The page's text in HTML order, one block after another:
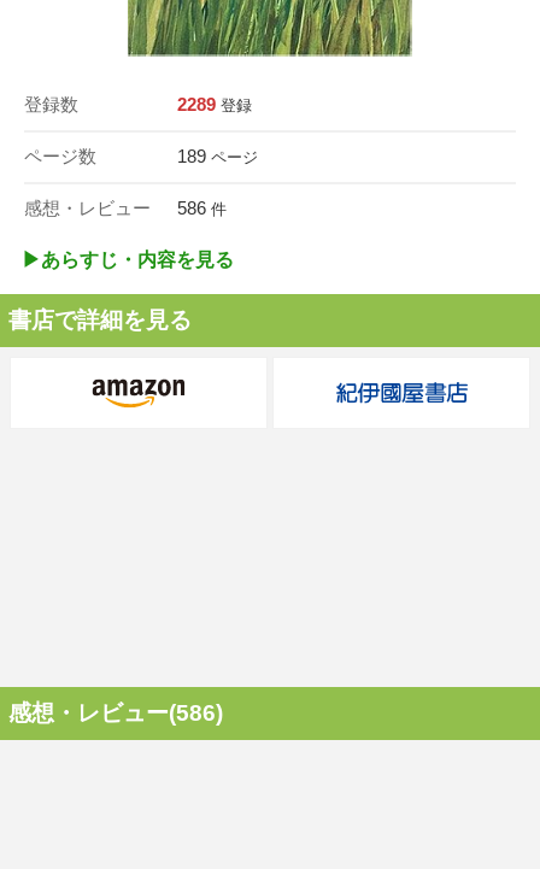
登録数 2289 登録
ページ数 189 ページ
感想・レビュー 586 件
▶︎あらすじ・内容を見る
書店で詳細を見る
感想・レビュー(586)